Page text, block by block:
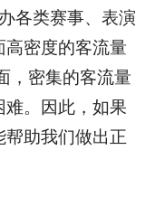
各类赛事、表演
密度的客流量
，密集的客流量
。因此，如果
助我们做出正